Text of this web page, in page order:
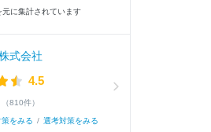
に集計されています
式会社
4.5
（810件）
をみる / 選考対策をみる